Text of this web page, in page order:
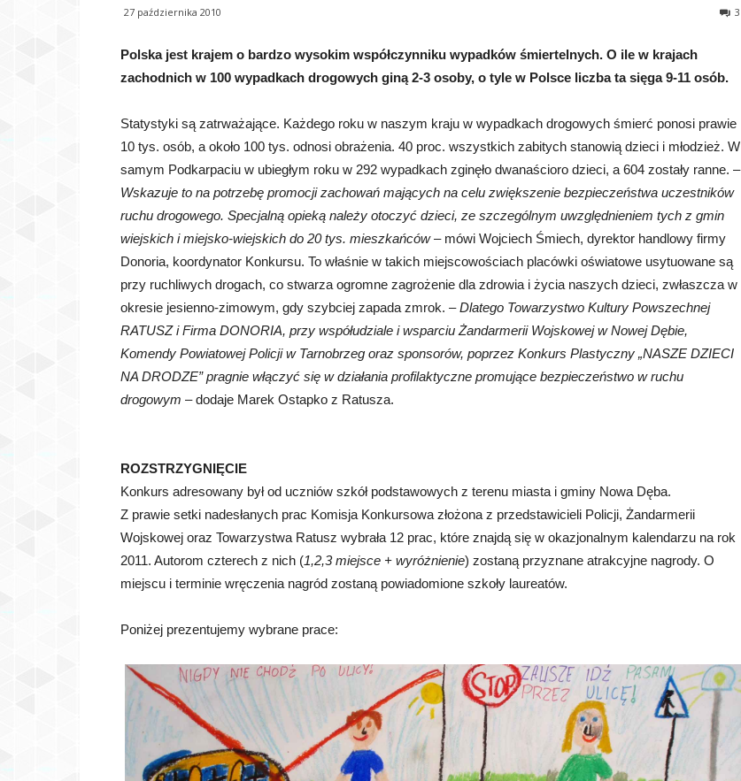
27 października 2010 3
Polska jest krajem o bardzo wysokim współczynniku wypadków śmiertelnych. O ile w krajach
zachodnich w 100 wypadkach drogowych giną 2-3 osoby, o tyle w Polsce liczba ta sięga 9-11 osób.
Statystyki są zatrważające. Każdego roku w naszym kraju w wypadkach drogowych śmierć ponosi prawie
10 tys. osób, a około 100 tys. odnosi obrażenia. 40 proc. wszystkich zabitych stanowią dzieci i młodzież. W
samym Podkarpaciu w ubiegłym roku w 292 wypadkach zginęło dwanaścioro dzieci, a 604 zostały ranne. –
Wskazuje to na potrzebę promocji zachowań mających na celu zwiększenie bezpieczeństwa uczestników
ruchu drogowego. Specjalną opieką należy otoczyć dzieci, ze szczególnym uwzględnieniem tych z gmin
wiejskich i miejsko-wiejskich do 20 tys. mieszkańców– mówi Wojciech Śmiech, dyrektor handlowy firmy
Donoria, koordynator Konkursu. To właśnie w takich miejscowościach placówki oświatowe usytuowane są
przy ruchliwych drogach, co stwarza ogromne zagrożenie dla zdrowia i życia naszych dzieci, zwłaszcza w
okresie jesienno-zimowym, gdy szybciej zapada zmrok. –Dlatego Towarzystwo Kultury Powszechnej
RATUSZ i Firma DONORIA, przy współudziale i wsparciu Żandarmerii Wojskowej w Nowej Dębie,
Komendy Powiatowej Policji w Tarnobrzeg oraz sponsorów, poprzez Konkurs Plastyczny „NASZE DZIECI
NA DRODZE” pragnie włączyć się w działania profilaktyczne promujące bezpieczeństwo w ruchu
drogowym – dodaje Marek Ostapko z Ratusza.
ROZSTRZYGNIĘCIE
Konkurs adresowany był od uczniów szkół podstawowych z terenu miasta i gminy Nowa Dęba.
Z prawie setki nadesłanych prac Komisja Konkursowa złożona z przedstawicieli Policji, Żandarmerii
Wojskowej oraz Towarzystwa Ratusz wybrała 12 prac, które znajdą się w okazjonalnym kalendarzu na rok
2011. Autorom czterech z nich (1,2,3 miejsce + wyróżnienie) zostaną przyznane atrakcyjne nagrody. O
miejscu i terminie wręczenia nagród zostaną powiadomione szkoły laureatów.
Poniżej prezentujemy wybrane prace: